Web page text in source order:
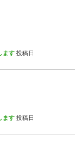
ます 投稿日
ます 投稿日